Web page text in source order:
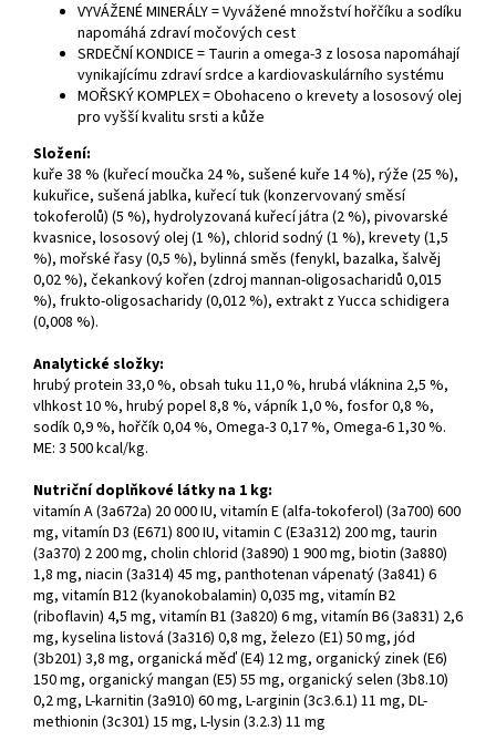
VYVÁŽENÉ MINERÁLY = Vyvážené množství hořčíku a sodíku
napomáhá zdraví močových cest
SRDEČNÍ KONDICE = Taurin a omega-3 z lososa napomáhají
vynikajícímu zdraví srdce a kardiovaskulárního systému
MOŘSKÝ KOMPLEX = Obohaceno o krevety a lososový olej
pro vyšší kvalitu srsti a kůže
Složení:
kuře 38 % (kuřecí moučka 24 %, sušené kuře 14 %), rýže (25 %),
kukuřice, sušená jablka, kuřecí tuk (konzervovaný směsí
tokoferolů) (5 %), hydrolyzovaná kuřecí játra (2 %), pivovarské
kvasnice, lososový olej (1 %), chlorid sodný (1 %), krevety (1,5
%), mořské řasy (0,5 %), bylinná směs (fenykl, bazalka, šalvěj
0,02 %), čekankový kořen (zdroj mannan-oligosacharidů 0,015
%), frukto-oligosacharidy (0,012 %), extrakt z Yucca schidigera
(0,008 %).
Analytické složky:
hrubý protein 33,0 %, obsah tuku 11,0 %, hrubá vláknina 2,5 %,
vlhkost 10 %, hrubý popel 8,8 %, vápník 1,0 %, fosfor 0,8 %,
sodík 0,9 %, hořčík 0,04 %, Omega-3 0,17 %, Omega-6 1,30 %.
ME: 3 500 kcal/kg.
Nutriční doplňkové látky na 1 kg:
vitamín A (3a672a) 20 000 IU, vitamín E (alfa-tokoferol) (3a700) 600
mg, vitamín D3 (E671) 800 IU, vitamin C (E3a312) 200 mg, taurin
(3a370) 2 200 mg, cholin chlorid (3a890) 1 900 mg, biotin (3a880)
1,8 mg, niacin (3a314) 45 mg, panthotenan vápenatý (3a841) 6
mg, vitamín B12 (kyanokobalamin) 0,035 mg, vitamín B2
(riboflavin) 4,5 mg, vitamín B1 (3a820) 6 mg, vitamín B6 (3a831) 2,6
mg, kyselina listová (3a316) 0,8 mg, železo (E1) 50 mg, jód
(3b201) 3,8 mg, organická měď (E4) 12 mg, organický zinek (E6)
150 mg, organický mangan (E5) 55 mg, organický selen (3b8.10)
0,2 mg, L-karnitin (3a910) 60 mg, L-arginin (3c3.6.1) 11 mg, DL-
methionin (3c301) 15 mg, L-lysin (3.2.3) 11 mg